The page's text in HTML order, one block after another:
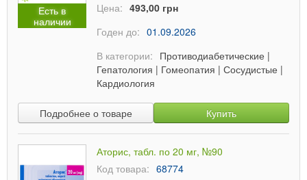
Есть в
наличии
Цена: 493,00 грн
Годен до: 01.09.2026
В категории: Противодиабетические |
Гепатология | Гомеопатия | Сосудистые |
Кардиология
Подробнее о товаре Купить
Аторис, табл. по 20 мг, №90
Код товара: 68774